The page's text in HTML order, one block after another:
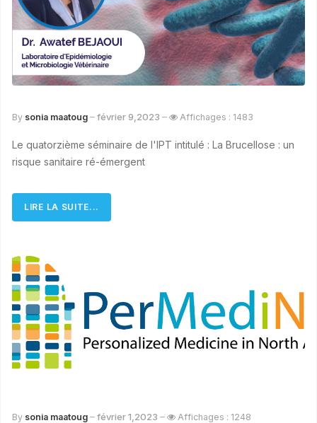
By sonia maatoug février 9,2023 Affichages : 1483
Le quatorzième séminaire de l'IPT intitulé : La Brucellose : un
risque sanitaire ré-émergent
LIRE LA SUITE...
By sonia maatoug février 1,2023 Affichages : 1248